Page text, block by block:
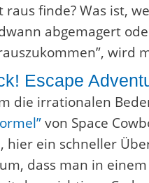
finde? Was ist,
abgemagert
wird
Escape
die irrationalen
von Space
ein schneller
dass man in